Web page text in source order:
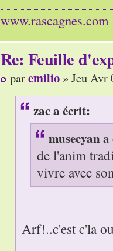
www.rascagnes.com
Re: Feuille
paremilio » Jeu Avr
zac a écrit:
musecyan
de l'anim
vivre avec
Arf!..c'est c'la